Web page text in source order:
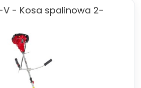
V - Kosa spalinowa 2-